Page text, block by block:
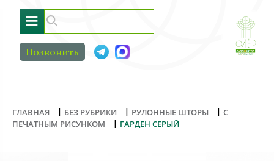
≡
Позвонить
ГЛАВНАЯ | БЕЗ РУБРИКИ | РУЛОННЫЕ ШТОРЫ | С
ПЕЧАТНЫМ РИСУНКОМ
| ГАРДЕН СЕРЫЙ